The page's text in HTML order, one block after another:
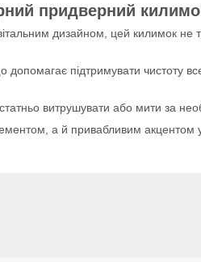
придверний
дизайном, цей килимок не
підтримувати чистоту
витрушувати або мити за
а й привабливим акцентом